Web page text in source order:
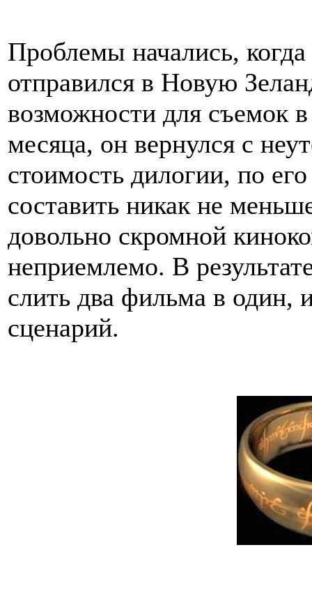
Проблемы начались,
отправился в Новую
возможности для съемок
месяца, он вернулся с
стоимость дилогии, по
составить никак не
довольно скромной
неприемлемо. В
слить два фильма в один,
сценарий.